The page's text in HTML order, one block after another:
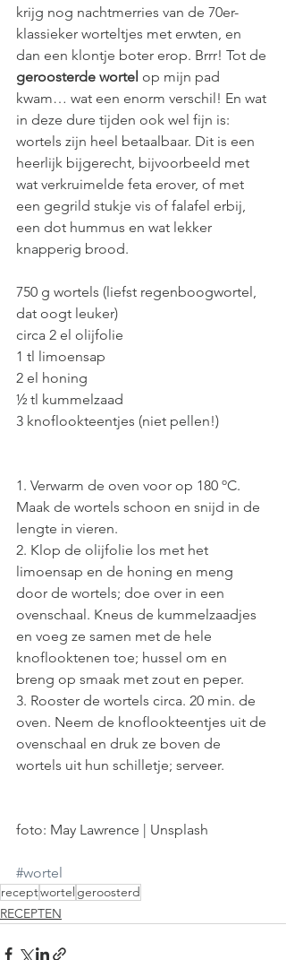
krijg nog nachtmerries van de 70er-
klassieker worteltjes met erwten, en
dan een klontje boter erop. Brrr! Tot de
geroosterde wortel op mijn pad
kwam… wat een enorm verschil! En wat
in deze dure tijden ook wel fijn is:
wortels zijn heel betaalbaar. Dit is een
heerlijk bijgerecht, bijvoorbeeld met
wat verkruimelde feta erover, of met
een gegrild stukje vis of falafel erbij,
een dot hummus en wat lekker
knapperig brood.
750 g wortels (liefst regenboogwortel,
dat oogt leuker)
circa 2 el olijfolie
1 tl limoensap
2 el honing
½ tl kummelzaad
3 knoflookteentjes (niet pellen!)
1. Verwarm de oven voor op 180 ºC.
Maak de wortels schoon en snijd in de
lengte in vieren.
2. Klop de olijfolie los met het
limoensap en de honing en meng
door de wortels; doe over in een
ovenschaal. Kneus de kummelzaadjes
en voeg ze samen met de hele
knoflooktenen toe; hussel om en
breng op smaak met zout en peper.
3. Rooster de wortels circa. 20 min. de
oven. Neem de knoflookteentjes uit de
ovenschaal en druk ze boven de
wortels uit hun schilletje; serveer.
foto: May Lawrence | Unsplash
#wortel
receptwortel geroosterd
RECEPTEN